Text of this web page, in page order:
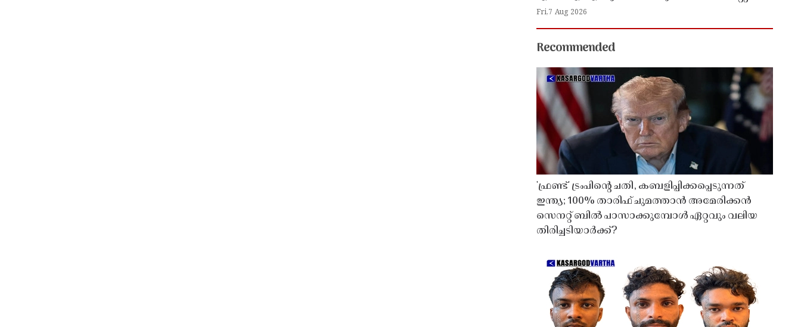
Fri,7 Aug 2026
Recommended
'ഫ്രണ്ട്' ട്രംപിന്റെ ചതി, കബളിപ്പിക്കപ്പെടുന്നത്
ഇന്ത്യ; 100% താരിഫ് ചുമത്താൻ അമേരിക്കൻ
സെനറ്റ് ബിൽ പാസാക്കുമ്പോൾ ഏറ്റവും വലിയ
തിരിച്ചടിയാർക്ക്?